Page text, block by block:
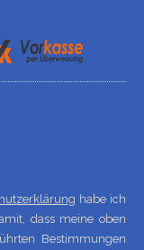
habe ich
dass meine oben
Bestimmungen